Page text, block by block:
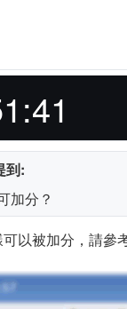
到:
加分？
以被加分，請參